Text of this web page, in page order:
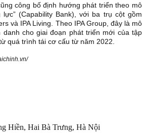
công bố định hướng phát triển theo mô
lực” (Capability Bank), với ba trụ cột gồm
và IPA Living. Theo IPA Group, đây là mô
cho giai đoạn phát triển mới của tập
quá trình tái cơ cấu từ năm 2022.
Hiền, Hai Bà Trưng, Hà Nội